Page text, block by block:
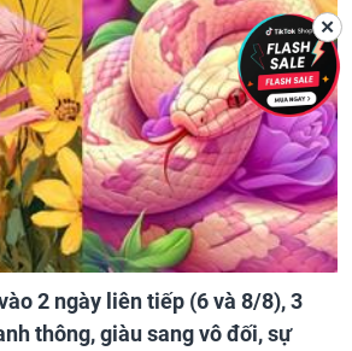
2 ngày liên tiếp (6 và 8/8), 3
thông, giàu sang vô đối, sự
✕